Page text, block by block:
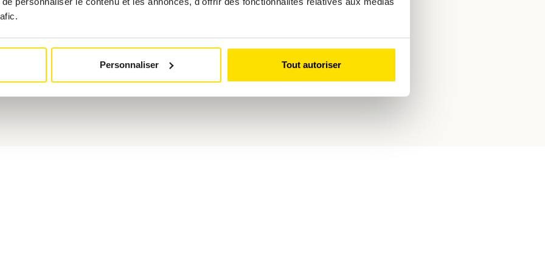
Personnaliser Tout autoriser
Lieu :ACL Académie, Bertrange
Contactez-nous